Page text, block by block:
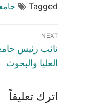
Tagged
تصفّح
المقالات
NEXT
Next
post:
نائب رئيس
العليا والبحوث
اترك تعليقاً